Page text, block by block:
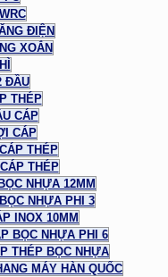
ĐIỆN
XOẮN
ĐẦU
THÉP
CÁP
CÁP
THÉP
THÉP
NHỰA 12MM
NHỰA PHI 3
INOX 10MM
BỌC NHỰA PHI 6
THÉP BỌC NHỰA
MÁY HÀN QUỐC